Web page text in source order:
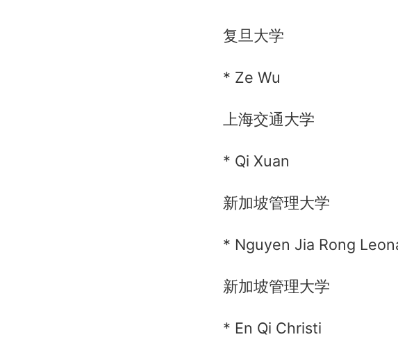
复旦大学
* Ze Wu
上海交通大学
* Qi Xuan
新加坡管理大学
* Nguyen Jia Rong
新加坡管理大学
* En Qi Christi